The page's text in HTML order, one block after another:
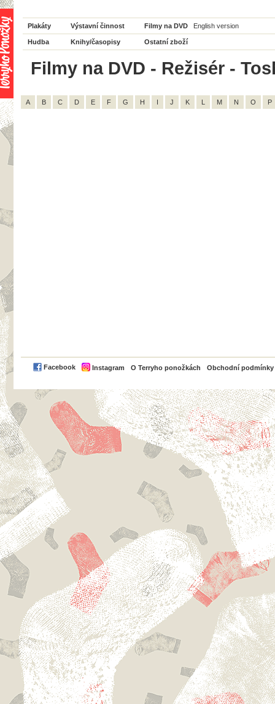
Plakáty Výstavní činnost Filmy na DVD English version
Hudba Knihy/časopisy Ostatní zboží
Filmy na DVD - Režisér -
A B C D E F G H I J K L M N O P
Facebook Instagram O Terryho ponožkách Obchodní podmínky
PayPal